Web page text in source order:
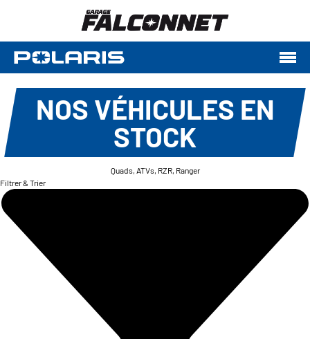
NOS VÉHICULES EN
STOCK
Quads, ATVs, RZR, Ranger
Filtrer & Trier